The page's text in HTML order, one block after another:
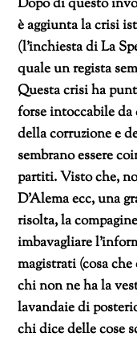
Dopo di questo
è aggiunta la crisi
(l’inchiesta di La
quale un regista
Questa crisi ha
forse intoccabile
della corruzione e
sembrano essere
partiti. Visto che,
D’Alema ecc, una
risolta, la
imbavagliare
magistrati (cosa
chi non ne ha la
lavandaie di
chi dice delle cose